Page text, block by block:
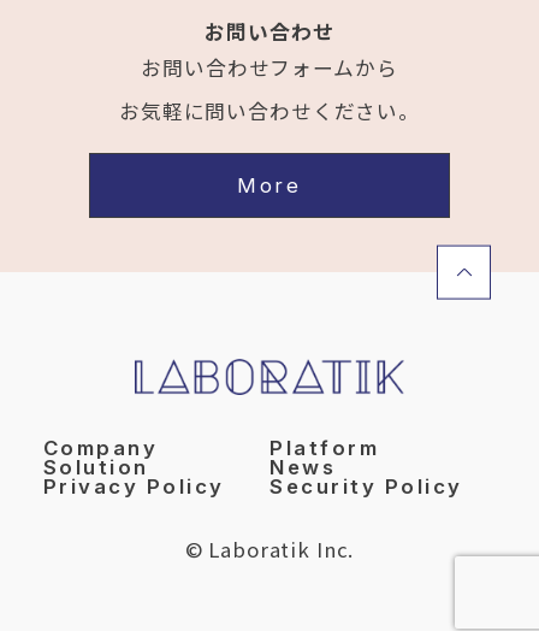
お問い合わせ
お問い合わせフォームから
お気軽に問い合わせください。
More
Company
Platform
Solution
News
Privacy Policy
Security Policy
© Laboratik Inc.